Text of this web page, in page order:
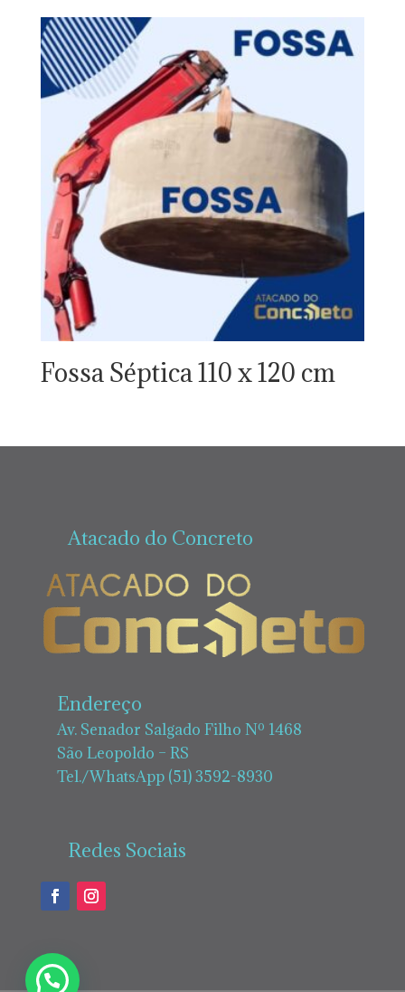
Fossa Séptica 110 x 120 cm
Atacado do Concreto
Endereço
Av. Senador Salgado Filho Nº 1468
São Leopoldo – RS
Tel./WhatsApp (51) 3592-8930
Redes Sociais